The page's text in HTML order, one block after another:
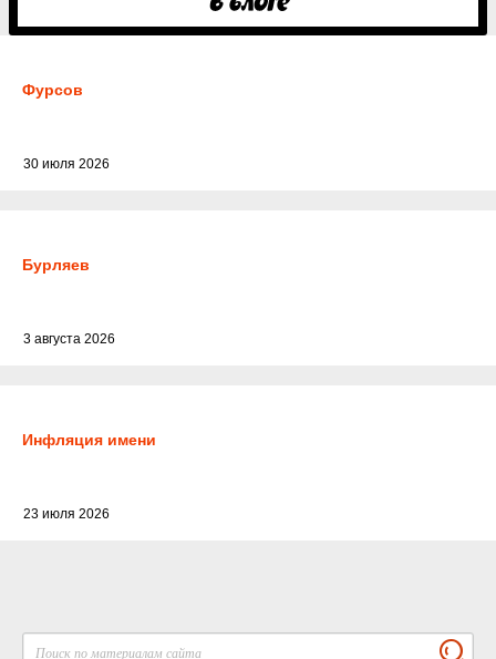
Фурсов
30 июля 2026
Бурляев
3 августа 2026
Инфляция имени
23 июля 2026